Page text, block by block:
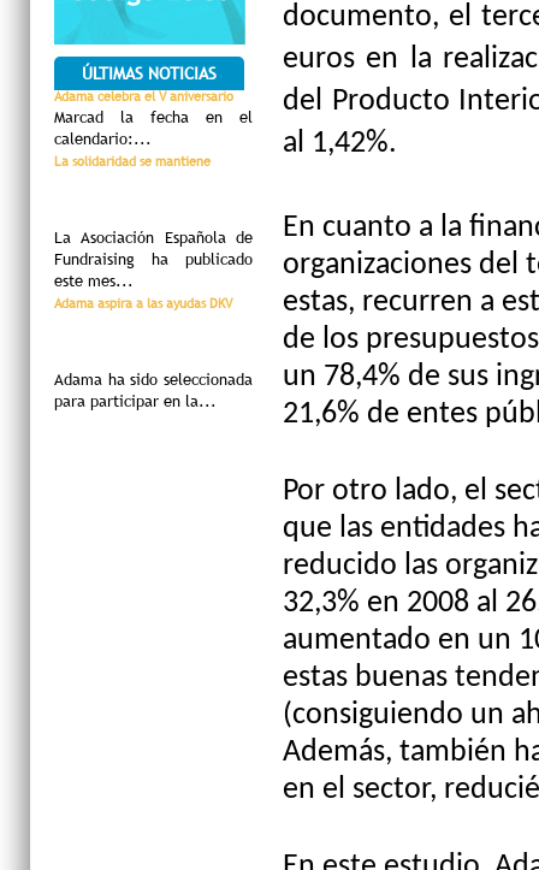
documento, el
euros en la
del Producto
al 1,42%.
En cuanto a la
organizaciones del
estas, recurren a
de los
un 78,4% de sus
21,6% de entes
Por otro lado, el
que las entidades
reducido las
32,3% en 2008 al
aumentado en un
estas buenas
(consiguiendo un
Además, también
en el sector,
ÚLTIMAS NOTICIAS
Adama celebra el V aniversario
Marcad la fecha en el
calendario:...
La solidaridad se mantiene
La Asociación Española de
Fundraising ha publicado
este mes...
Adama aspira a las ayudas DKV
Adama ha sido seleccionada
para participar en la...